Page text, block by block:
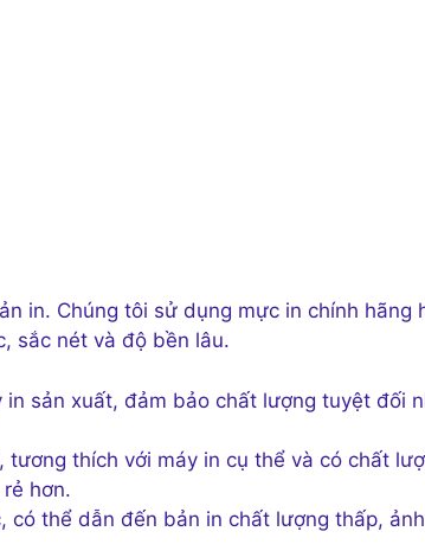
in. Chúng tôi sử dụng mực in chính hãng
sắc nét và độ bền lâu.
sản xuất, đảm bảo chất lượng tuyệt đối
thích với máy in cụ thể và có chất
hơn.
có thể dẫn đến bản in chất lượng thấp,